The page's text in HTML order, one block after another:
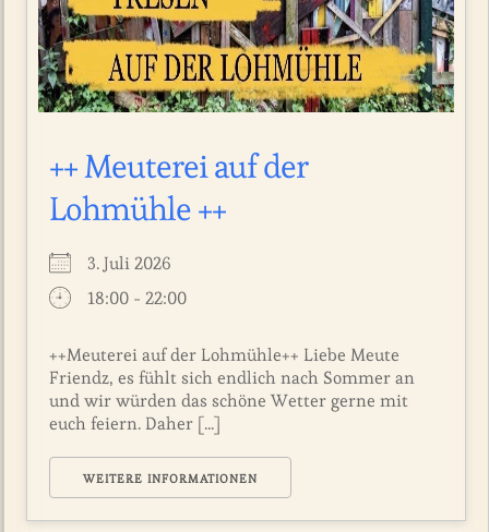
++ Meuterei auf der
Lohmühle ++
3. Juli 2026
18:00 - 22:00
++Meuterei auf der Lohmühle++ Liebe Meute
Friendz, es fühlt sich endlich nach Sommer an
und wir würden das schöne Wetter gerne mit
euch feiern. Daher [...]
WEITERE INFORMATIONEN